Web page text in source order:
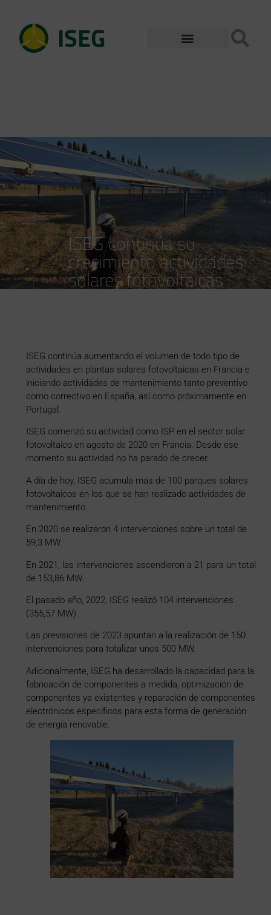
ISEG
ISEG continúa su
crecimiento actividades
solares fotovoltaicas
ISEG continúa aumentando el volumen de todo tipo de
actividades en plantas solares fotovoltaicas en Francia e
iniciando actividades de mantenimiento tanto preventivo
como correctivo en España, así como próximamente en
Portugal.
ISEG comenzó su actividad como ISP en el sector solar
fotovoltaico en agosto de 2020 en Francia. Desde ese
momento su actividad no ha parado de crecer.
A día de hoy, ISEG acumula más de 100 parques solares
fotovoltaicos en los que se han realizado actividades de
mantenimiento.
En 2020 se realizaron 4 intervenciones sobre un total de
59,3 MW.
En 2021, las intervenciones ascendieron a 21 para un total
de 153,86 MW.
El pasado año, 2022, ISEG realizó 104 intervenciones
(355,57 MW).
Las previsiones de 2023 apuntan a la realización de 150
intervenciones para totalizar unos 500 MW.
Adicionalmente, ISEG ha desarrollado la capacidad para la
fabricación de componentes a medida, optimización de
componentes ya existentes y reparación de componentes
electrónicos específicos para esta forma de generación
de energía renovable.